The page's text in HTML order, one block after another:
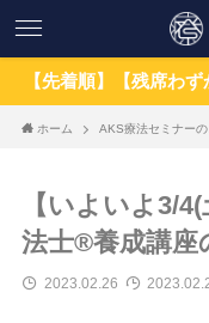
順】【残席わずか】
ホーム AKS療法セミナーの
【いよいよ3/
法士®︎養成講座
2023.02.26